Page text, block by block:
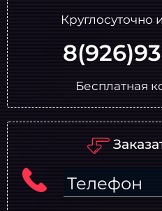
Круглосуточно
Бесплатная
Телефон